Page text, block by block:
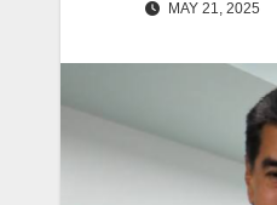
MAY 21, 2025